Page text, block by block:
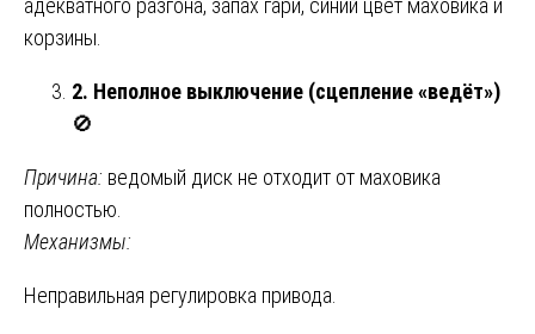
адекватного разгона, запах гари, синий цвет маховика и
корзины.
2. Неполное выключение (сцепление «ведёт»)
🚫
Причина: ведомый диск не отходит от маховика
полностью.
Механизмы:
Неправильная регулировка привода.